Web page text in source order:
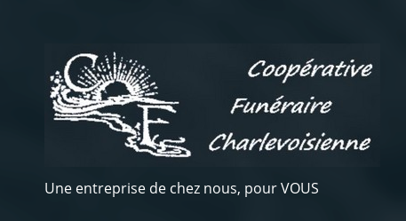
Une entreprise de chez nous, pour VOUS